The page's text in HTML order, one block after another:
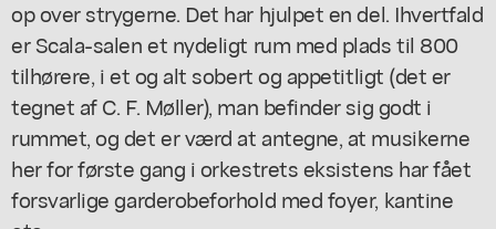
op over strygerne. Det har hjulpet en del. Ihvertfald
er Scala-salen et nydeligt rum med plads til 800
tilhørere, i et og alt sobert og appetitligt (det er
tegnet af C. F. Møller), man befinder sig godt i
rummet, og det er værd at antegne, at musikerne
her for første gang i orkestrets eksistens har fået
forsvarlige garderobeforhold med foyer, kantine